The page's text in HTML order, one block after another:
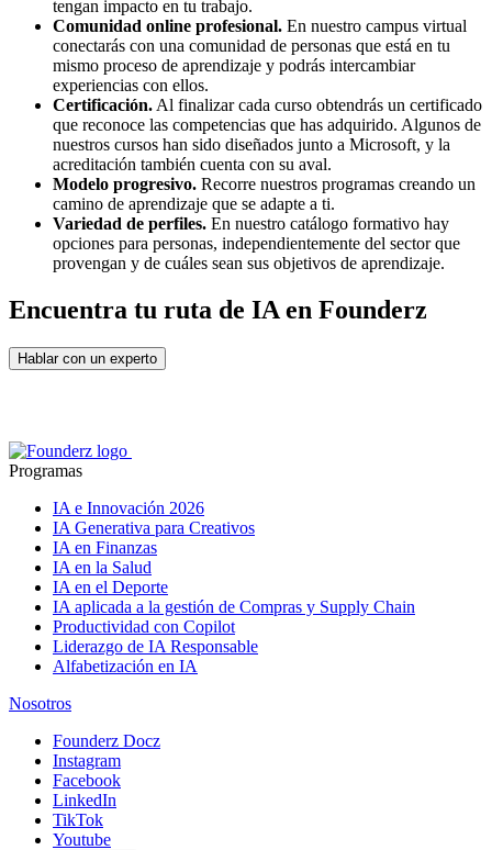
tengan impacto en tu trabajo.
Comunidad online profesional. En nuestro campus virtual
conectarás con una comunidad de personas que está en tu
mismo proceso de aprendizaje y podrás intercambiar
experiencias con ellos.
Certificación. Al finalizar cada curso obtendrás un certificado
que reconoce las competencias que has adquirido. Algunos de
nuestros cursos han sido diseñados junto a Microsoft, y la
acreditación también cuenta con su aval.
Modelo progresivo. Recorre nuestros programas creando un
camino de aprendizaje que se adapte a ti.
Variedad de perfiles. En nuestro catálogo formativo hay
opciones para personas, independientemente del sector que
provengan y de cuáles sean sus objetivos de aprendizaje.
Encuentra tu ruta de IA en Founderz
Hablar con un experto
Programas
IA e Innovación 2026
IA Generativa para Creativos
IA en Finanzas
IA en la Salud
IA en el Deporte
IA aplicada a la gestión de Compras y Supply Chain
Productividad con Copilot
Liderazgo de IA Responsable
Alfabetización en IA
Nosotros
Founderz Docz
Instagram
Facebook
LinkedIn
TikTok
Youtube